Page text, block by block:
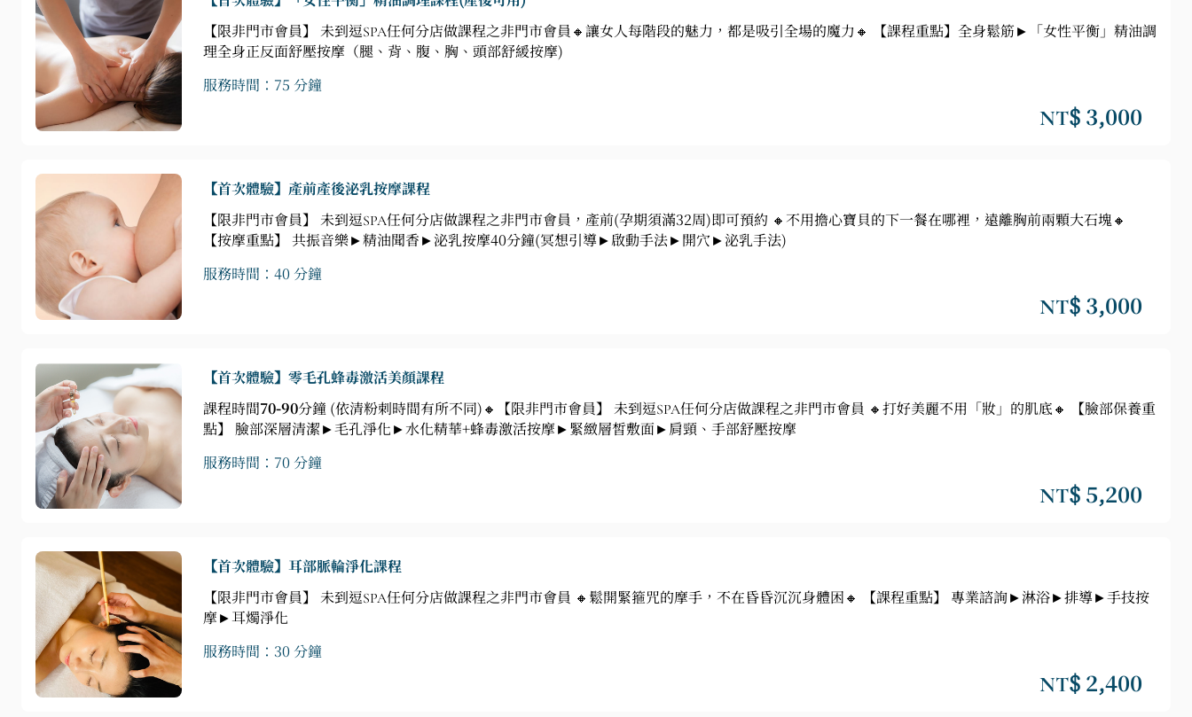
【限非門市會員】 未到逗SPA任何分店做課程之非門市會員🔸讓女人每階段的魅力，都是吸引全場的魔力🔸 【課程重點】全身鬆筋►「女性平衡」精油調
理全身正反面舒壓按摩（腿、背、腹、胸、頭部舒緩按摩)
服務時間：75 分鐘
NT$ 3,000
【首次體驗】產前產後泌乳按摩課程
【限非門市會員】 未到逗SPA任何分店做課程之非門市會員，產前(孕期須滿32周)即可預約 🔸不用擔心寶貝的下一餐在哪裡，遠離胸前兩顆大石塊🔸
【按摩重點】 共振音樂►精油聞香►泌乳按摩40分鐘(冥想引導►啟動手法►開穴►泌乳手法)
服務時間：40 分鐘
NT$ 3,000
【首次體驗】零毛孔蜂毒激活美顏課程
課程時間70-90分鐘 (依清粉刺時間有所不同)🔸【限非門市會員】 未到逗SPA任何分店做課程之非門市會員 🔸打好美麗不用「妝」的肌底🔸 【臉部保養重
點】 臉部深層清潔►毛孔淨化►水化精華+蜂毒激活按摩►緊緻層皙敷面►肩頸、手部舒壓按摩
服務時間：70 分鐘
NT$ 5,200
【首次體驗】耳部脈輪淨化課程
【限非門市會員】 未到逗SPA任何分店做課程之非門市會員 🔸鬆開緊箍咒的摩手，不在昏昏沉沉身體困🔸 【課程重點】 專業諮詢►淋浴►排導►手技按
摩►耳燭淨化
服務時間：30 分鐘
NT$ 2,400